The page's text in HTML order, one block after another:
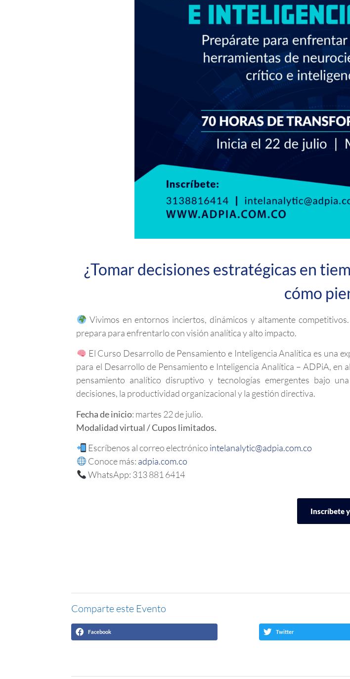
¿Tomar decisiones estratégicas en
cómo
Vivimos en entornos inciertos, dinámicos y altamente
prepara para enfrentarlo con visión analítica y alto impacto.
El Curso Desarrollo de Pensamiento e Inteligencia Analítica es una
para el Desarrollo de Pensamiento e Inteligencia Analítica – ADPiA,
pensamiento analítico disruptivo y tecnologías emergentes bajo
decisiones, la productividad organizacional y la gestión directiva.
Fecha de inicio: martes 22 de julio.
Modalidad virtual / Cupos limitados.
Escríbenos al correo electrónico intelanalytic@adpia.com.co
Conoce más: adpia.com.co
WhatsApp: 313 881 6414
Inscríbete
Comparte este Evento
Facebook Twitter